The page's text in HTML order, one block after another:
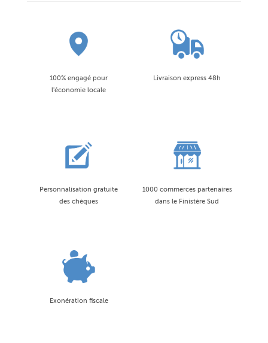
100% engagé pour
l'économie locale
Livraison express 48h
Personnalisation gratuite
des chèques
1000 commerces partenaires
dans le Finistère Sud
Exonération fiscale